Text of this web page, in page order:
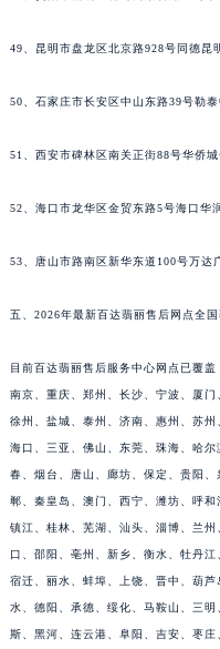
49、昆明市盘龙区北京路928号同德昆
50、石家庄市长安区中山东路39号勒
51、西安市碑林区南关正街88号华侨
52、海口市龙华区金贸东路5号海口华
53、唐山市路南区新华东道100号万达
五、2026年最新百达翡丽售后网点全
目前百达翡丽售后服务中心网点已覆
南京、重庆、郑州、长沙、宁波、厦
徐州、盐城、泰州、济南、惠州、苏
海口、三亚、佛山、东莞、珠海、哈
春、烟台、唐山、廊坊、保定、贵阳
郸、秦皇岛、澳门、西宁、潍坊、呼
镇江、桂林、芜湖、汕头、淄博、兰
口、邵阳、亳州、新乡、衡水、牡丹
宿迁、丽水、蚌埠、上饶、晋中、葫
水、德阳、承德、绥化、马鞍山、三
斯、黑河、连云港、阜阳、吉安、枣